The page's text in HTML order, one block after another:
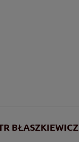
BŁASZKIEWICZ